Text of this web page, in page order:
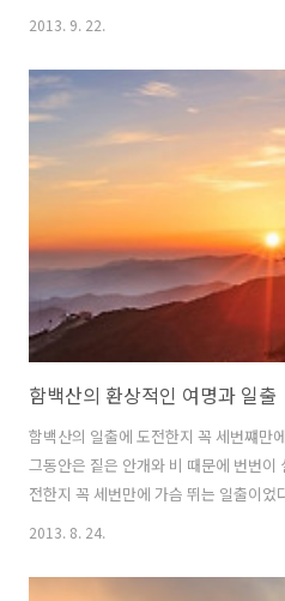
만 처음의 대박 운해를 담았을 때를 제외
단지 전경에 담을 만한 물체가 없었다
시작하면서 아주 두껍게 드리운 구름
2013. 9. 22.
함백산의 환상적인 여명과 일출
함백산의 일출에 도전한지 꼭 세번쨰만
그동안은 짙은 안개와 비 때문에 번번이
전한지 꼭 세번만에 가슴 뛰는 일출이
가방과 삼각대를 들고 생각해 두었던
2013. 8. 24.